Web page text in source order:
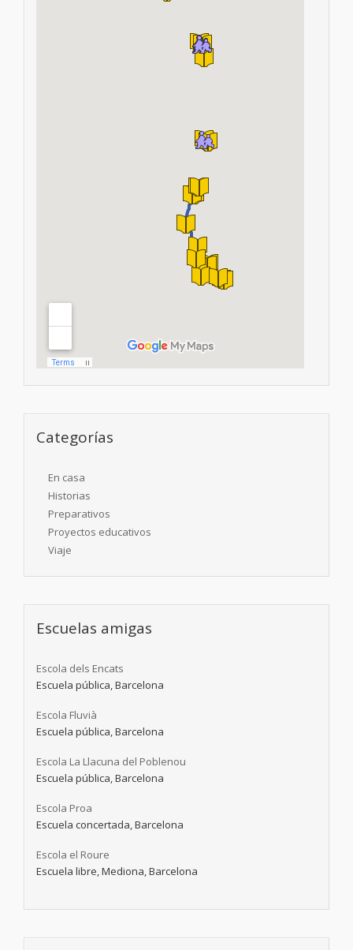
Categorías
En casa
Historias
Preparativos
Proyectos educativos
Viaje
Escuelas amigas
Escola dels Encats
Escuela pública, Barcelona
Escola Fluvià
Escuela pública, Barcelona
Escola La Llacuna del Poblenou
Escuela pública, Barcelona
Escola Proa
Escuela concertada, Barcelona
Escola el Roure
Escuela libre, Mediona, Barcelona